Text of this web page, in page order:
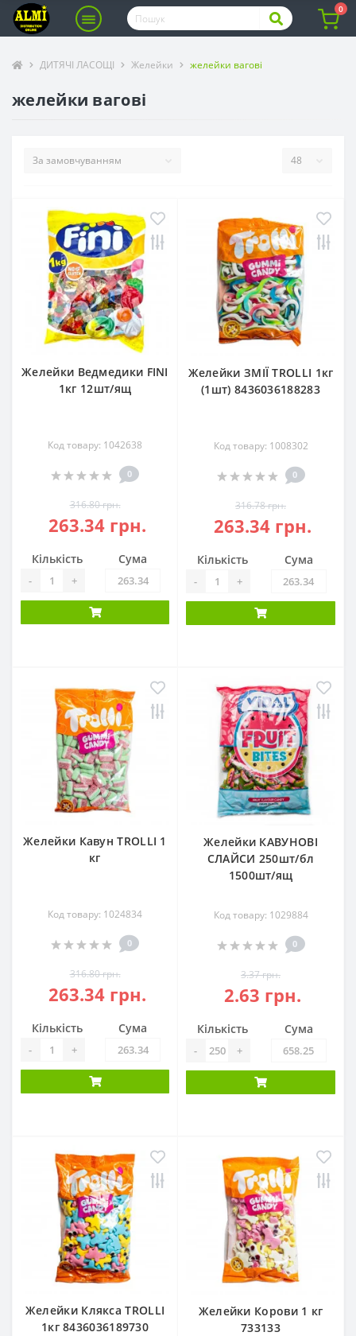
0
ДИТЯЧІ ЛАСОЩІ Желейки желейки вагові
желейки вагові
Желейки Ведмедики FINI
1кг 12шт/ящ
Код товару: 1042638
0
316.80 грн.
263.34 грн.
Кількість
- +
Сума
Желейки ЗМІЇ TROLLI 1кг
(1шт) 8436036188283
Код товару: 1008302
0
316.78 грн.
263.34 грн.
Кількість
- +
Сума
Желейки Кавун TROLLI 1
кг
Код товару: 1024834
0
316.80 грн.
263.34 грн.
Кількість
- +
Сума
Желейки КАВУНОВІ
СЛАЙСИ 250шт/бл
1500шт/ящ
Код товару: 1029884
0
3.37 грн.
2.63 грн.
Кількість
- +
Сума
Желейки Клякса TROLLI
1кг 8436036189730
Желейки Корови 1 кг
733133